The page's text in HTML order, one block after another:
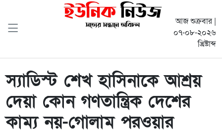
আজ শুক্রবার |
০৭-০৮-২০২৬
খ্রিষ্টাব্দ
স্যাডিস্ট শেখ হাসিনাকে আশ্রয়
দেয়া কোন গণতান্ত্রিক দেশের
কাম্য নয়-গোলাম পরওয়ার